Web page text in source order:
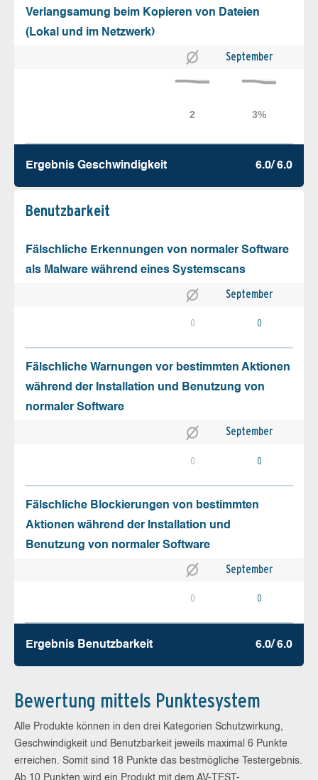
Verlangsamung beim Kopieren von Dateien
(Lokal und im Netzwerk)
September
Ergebnis Geschw­indigkeit 6.0/ 6.0
Benutz­barkeit
Fälschliche Erkennungen von normaler Software
als Malware während eines Systemscans
September
0 0
Fälschliche Warnungen vor bestimmten Aktionen
während der Installation und Benutzung von
normaler Software
September
0 0
Fälschliche Blockierungen von bestimmten
Aktionen während der Installation und
Benutzung von normaler Software
September
0 0
Ergebnis Benutz­barkeit 6.0/ 6.0
Bewertung mittels Punktesystem
Alle Produkte können in den drei Kategorien Schutzwirkung,
Geschwindigkeit und Benutzbarkeit jeweils maximal 6 Punkte
erreichen. Somit sind 18 Punkte das bestmögliche Testergebnis.
Ab 10 Punkten wird ein Produkt mit dem AV-TEST-